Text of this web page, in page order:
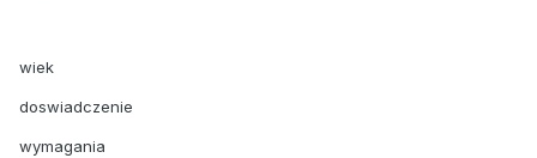
wiek
doswiadczenie
wymagania